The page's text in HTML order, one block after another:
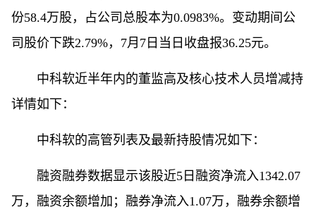
份58.4万股，占公司总股本为0.0983%。变动期间公
司股价下跌2.79%，7月7日当日收盘报36.25元。
中科软近半年内的董监高及核心技术人员增减持
详情如下：
中科软的高管列表及最新持股情况如下：
融资融券数据显示该股近5日融资净流入1342.07
万，融资余额增加；融券净流入1.07万，融券余额增